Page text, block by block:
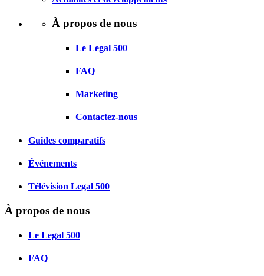
À propos de nous
Le Legal 500
FAQ
Marketing
Contactez-nous
Guides comparatifs
Événements
Télévision Legal 500
À propos de nous
Le Legal 500
FAQ